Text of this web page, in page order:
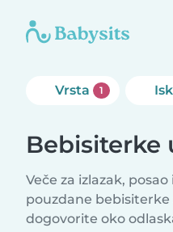
Vrsta 1
Bebisiterke
Veče za izlazak,
pouzdane
dogovorite oko